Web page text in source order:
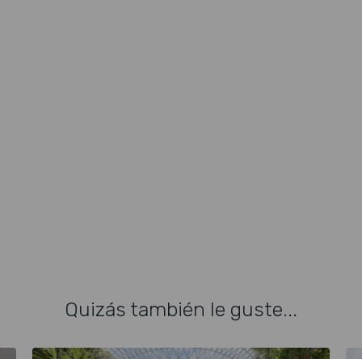
Quizás también le guste...